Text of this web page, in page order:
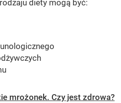
diety mogą być:
mrożonek. Czy jest zdrowa?